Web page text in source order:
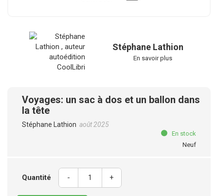
Stéphane Lathion
En savoir plus
Voyages: un sac à dos et un ballon dans
la tête
Stéphane Lathion août 2025
En stock
Neuf
Quantité - +